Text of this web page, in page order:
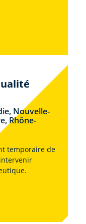
Nouvelle-
Rhône-
temporaire de